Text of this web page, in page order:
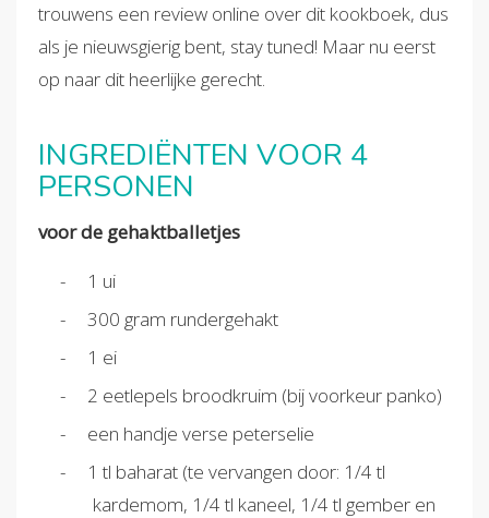
trouwens een review online over dit kookboek, dus
als je nieuwsgierig bent, stay tuned! Maar nu eerst
op naar dit heerlijke gerecht.
INGREDIËNTEN VOOR 4
PERSONEN
voor de gehaktballetjes
1 ui
300 gram rundergehakt
1 ei
2 eetlepels broodkruim (bij voorkeur panko)
een handje verse peterselie
1 tl baharat (te vervangen door: 1/4 tl
kardemom, 1/4 tl kaneel, 1/4 tl gember en